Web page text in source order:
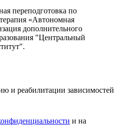
переподготовка по
«Автономная
дополнительного
"Центральный
и реабилитации зависимостей
и на